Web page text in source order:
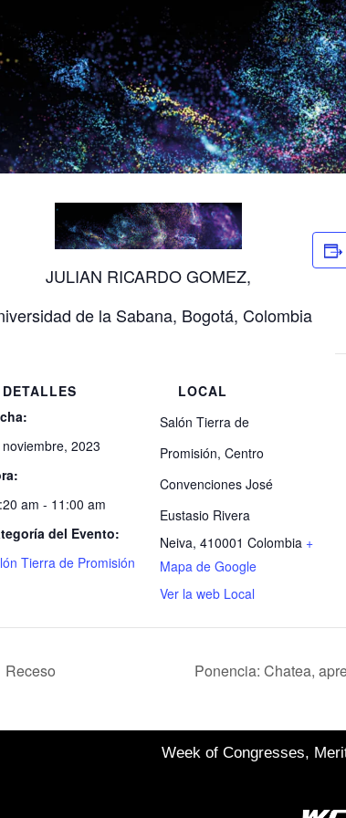
JULIAN RICARDO GOMEZ,
de la Sabana, Bogotá, Colombia
DETALLES
noviembre, 2023
am - 11:00 am
del Evento:
Tierra de Promisión
LOCAL
Salón Tierra de
Promisión, Centro
Convenciones José
Eustasio Rivera
Neiva, 410001 Colombia +
Mapa de Google
Ver la web Local
Receso Ponencia: Chatea,
Week of Congresses,